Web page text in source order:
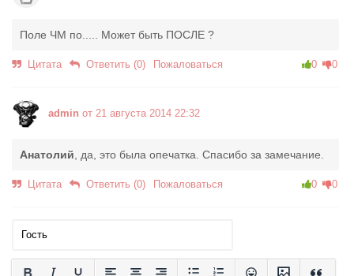
Поле ЧМ по..... Может быть ПОСЛЕ ?
Цитата Ответить (0) Пожаловаться 0 0
admin от 21 августа 2014 22:32
Анатолий , да, это была опечатка. Спасибо за замечание.
Цитата Ответить (0) Пожаловаться 0 0